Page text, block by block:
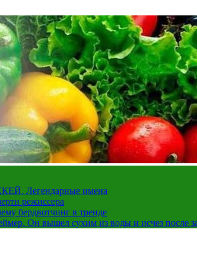
Легендарные имена
режиссера
бердвотчинг в тренде
Он вышел сухим из воды и исчез после